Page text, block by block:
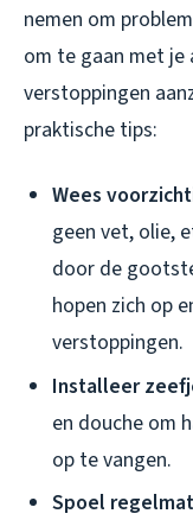
nemen om
om te gaan met je
verstoppingen
praktische tips:
Wees
geen vet, olie,
door de
hopen zich op
verstoppingen.
Installeer
en douche om
op te vangen.
Spoel